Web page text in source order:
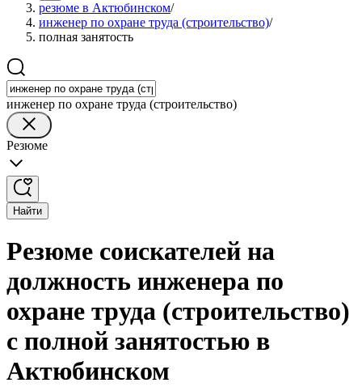
резюме в Актюбинском/
инженер по охране труда (строительство)/
полная занятость
инженер по охране труда (строительство)
Резюме
Найти
Резюме соискателей на
должность инженера по
охране труда (строительство)
с полной занятостью в
Актюбинском